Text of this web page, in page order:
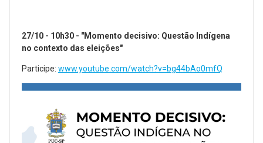
27/10 - 10h30 - "Momento decisivo: Questão Indígena
no contexto das eleições"
Participe: www.youtube.com/watch?v=bg44bAo0mfQ